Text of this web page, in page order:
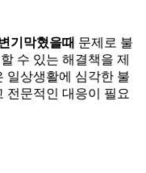
기막혔을때 문제로 불
수 있는 해결책을 제
일상생활에 심각한 불
전문적인 대응이 필요